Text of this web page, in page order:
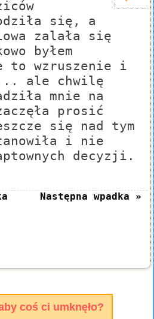
się, a
zalała się
byłem
to wzruszenie i
ale chwilę
mnie na
prosić
się nad tym
i nie
decyzji.
Następna wpadka »
coś ci umknęło?